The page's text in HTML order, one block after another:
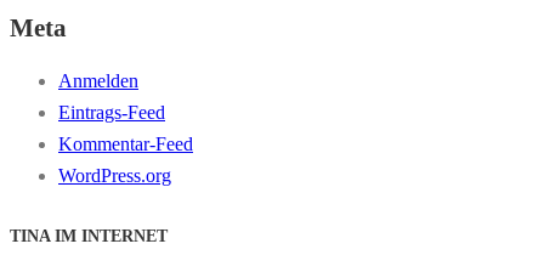
Meta
Anmelden
Eintrags-Feed
Kommentar-Feed
WordPress.org
TINA IM INTERNET